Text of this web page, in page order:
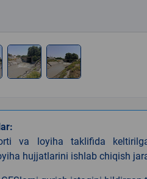
va loyiha taklifida
hujjatlarini ishlab chiqish